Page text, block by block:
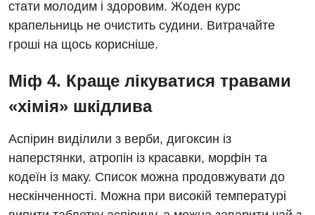
Рентгенографія
Для дорослих
Акушерство і гінекологія
Андрологія
Безоплатні послуги
Онкологічне відділлення
Офтальмологічне відділення
Педіатричне відділення
Терапевтичне відділення
Травматологічне відділення
Урологічне відділення
Хірургічне відділення
Українська
Російська
стати молодим і здоровим. Жоден курс
крапельниць не очистить судини. Витрачайте
гроші на щось корисніше.
Міф 4. Краще лікуватися травами
«хімія» шкідлива
Аспірин виділили з верби, дигоксин із
наперстянки, атропін із красавки, морфін та
кодеїн із маку. Список можна продовжувати до
нескінченності. Можна при високій температурі